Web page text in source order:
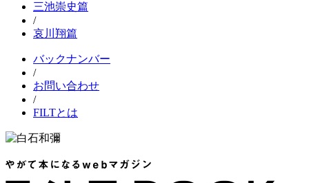
三池崇史篇
/
哀川翔篇
バックナンバー
/
お問い合わせ
/
FILTとは